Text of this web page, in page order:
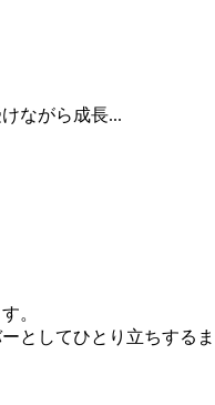
ながら成長...
。
としてひとり立ちする